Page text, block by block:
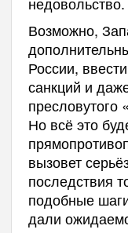
Возможно,
России,
санкций и
пресловутого
Но всё это
вызовет
последствия
подобные
дали